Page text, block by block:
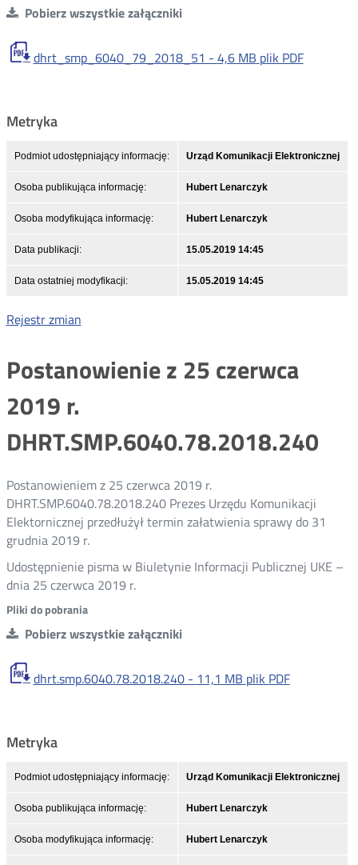
Pobierz wszystkie załączniki
dhrt_smp_6040_79_2018_51 - 4,6 MB plik PDF
Metryka
Podmiot udostępniający informację: Urząd Komunikacji Elektronicznej
Osoba publikująca informację: Hubert Lenarczyk
Osoba modyfikująca informację: Hubert Lenarczyk
Data publikacji: 15.05.2019 14:45
Data ostatniej modyfikacji: 15.05.2019 14:45
Rejestr zmian
Postanowienie z 25 czerwca
2019 r.
DHRT.SMP.6040.78.2018.240
Postanowieniem z 25 czerwca 2019 r.
DHRT.SMP.6040.78.2018.240 Prezes Urzędu Komunikacji
Elektornicznej przedłużył termin załatwienia sprawy do 31
grudnia 2019 r.
Udostępnienie pisma w Biuletynie Informacji Publicznej UKE –
dnia 25 czerwca 2019 r.
Pliki do pobrania
Pobierz wszystkie załączniki
dhrt.smp.6040.78.2018.240 - 11,1 MB plik PDF
Metryka
Podmiot udostępniający informację: Urząd Komunikacji Elektronicznej
Osoba publikująca informację: Hubert Lenarczyk
Osoba modyfikująca informację: Hubert Lenarczyk